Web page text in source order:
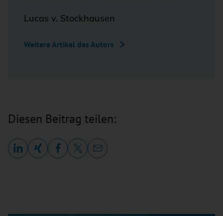
Lucas v. Stockhausen
Weitere Artikel des Autors
Diesen Beitrag teilen: